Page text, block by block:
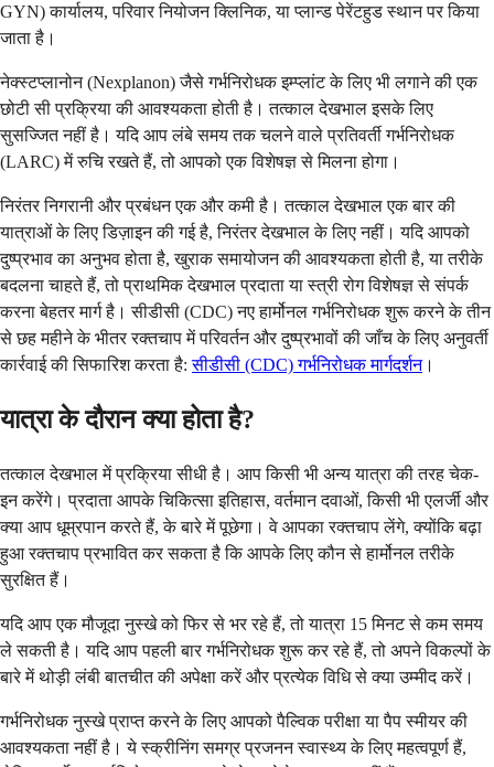
GYN) कार्यालय, परिवार नियोजन क्लिनिक, या प्लान्ड पेरेंटहुड स्थान पर किया
जाता है।
नेक्स्टप्लानोन (Nexplanon) जैसे गर्भनिरोधक इम्प्लांट के लिए भी लगाने की एक
छोटी सी प्रक्रिया की आवश्यकता होती है। तत्काल देखभाल इसके लिए
सुसज्जित नहीं है। यदि आप लंबे समय तक चलने वाले प्रतिवर्ती गर्भनिरोधक
(LARC) में रुचि रखते हैं, तो आपको एक विशेषज्ञ से मिलना होगा।
निरंतर निगरानी और प्रबंधन एक और कमी है। तत्काल देखभाल एक बार की
यात्राओं के लिए डिज़ाइन की गई है, निरंतर देखभाल के लिए नहीं। यदि आपको
दुष्प्रभाव का अनुभव होता है, खुराक समायोजन की आवश्यकता होती है, या तरीके
बदलना चाहते हैं, तो प्राथमिक देखभाल प्रदाता या स्त्री रोग विशेषज्ञ से संपर्क
करना बेहतर मार्ग है। सीडीसी (CDC) नए हार्मोनल गर्भनिरोधक शुरू करने के तीन
से छह महीने के भीतर रक्तचाप में परिवर्तन और दुष्प्रभावों की जाँच के लिए अनुवर्ती
कार्रवाई की सिफारिश करता है:सीडीसी (CDC) गर्भनिरोधक मार्गदर्शन।
यात्रा के दौरान क्या होता है?
तत्काल देखभाल में प्रक्रिया सीधी है। आप किसी भी अन्य यात्रा की तरह चेक-
इन करेंगे। प्रदाता आपके चिकित्सा इतिहास, वर्तमान दवाओं, किसी भी एलर्जी और
क्या आप धूम्रपान करते हैं, के बारे में पूछेगा। वे आपका रक्तचाप लेंगे, क्योंकि बढ़ा
हुआ रक्तचाप प्रभावित कर सकता है कि आपके लिए कौन से हार्मोनल तरीके
सुरक्षित हैं।
यदि आप एक मौजूदा नुस्खे को फिर से भर रहे हैं, तो यात्रा 15 मिनट से कम समय
ले सकती है। यदि आप पहली बार गर्भनिरोधक शुरू कर रहे हैं, तो अपने विकल्पों के
बारे में थोड़ी लंबी बातचीत की अपेक्षा करें और प्रत्येक विधि से क्या उम्मीद करें।
गर्भनिरोधक नुस्खे प्राप्त करने के लिए आपको पैल्विक परीक्षा या पैप स्मीयर की
आवश्यकता नहीं है। ये स्क्रीनिंग समग्र प्रजनन स्वास्थ्य के लिए महत्वपूर्ण हैं,